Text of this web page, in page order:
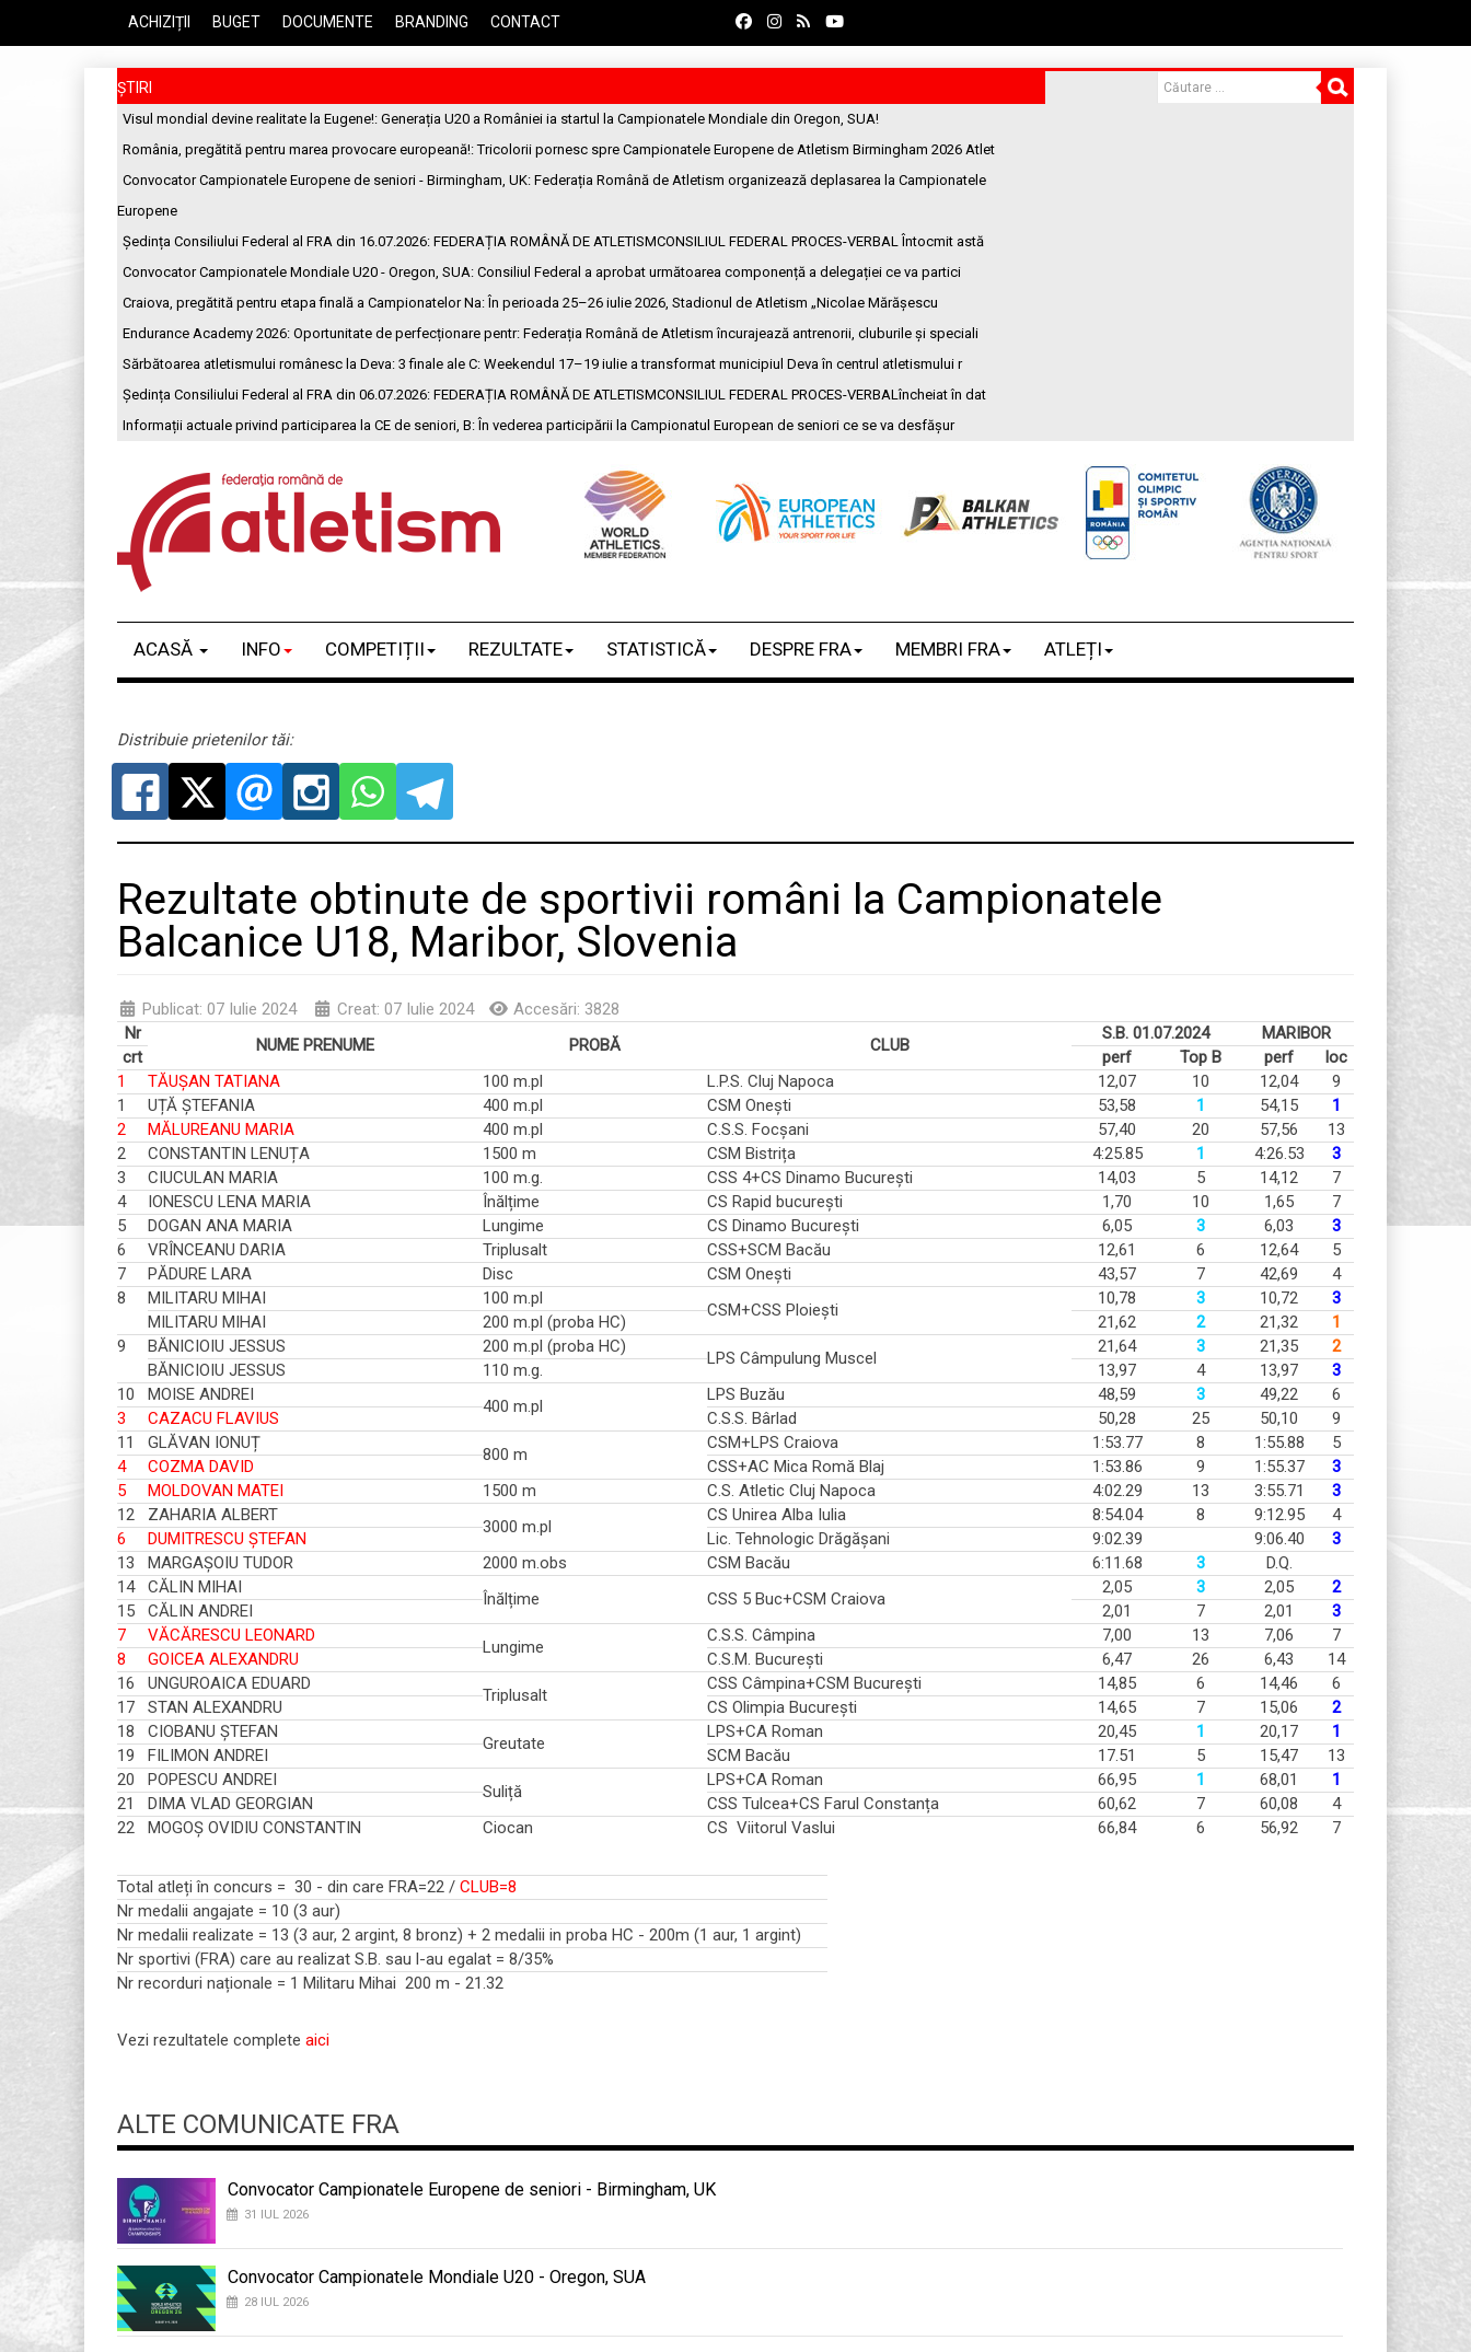
ACHIZIȚII BUGET DOCUMENTE BRANDING CONTACT
ȘTIRI
Visul mondial devine realitate la Eugene!: Generația U20 a României ia startul la Campionatele Mondiale din Oregon, SUA!
România, pregătită pentru marea provocare europeană!: Tricolorii pornesc spre Campionatele Europene de Atletism Birmingham 2026 Atlet
Convocator Campionatele Europene de seniori - Birmingham, UK: Federația Română de Atletism organizează deplasarea la Campionatele
Europene
Ședința Consiliului Federal al FRA din 16.07.2026: FEDERAȚIA ROMÂNĂ DE ATLETISMCONSILIUL FEDERAL PROCES-VERBAL Întocmit astă
Convocator Campionatele Mondiale U20 - Oregon, SUA: Consiliul Federal a aprobat următoarea componență a delegației ce va partici
Craiova, pregătită pentru etapa finală a Campionatelor Na: În perioada 25–26 iulie 2026, Stadionul de Atletism „Nicolae Mărășescu
Endurance Academy 2026: Oportunitate de perfecționare pentr: Federația Română de Atletism încurajează antrenorii, cluburile și speciali
Sărbătoarea atletismului românesc la Deva: 3 finale ale C: Weekendul 17–19 iulie a transformat municipiul Deva în centrul atletismului r
Ședința Consiliului Federal al FRA din 06.07.2026: FEDERAȚIA ROMÂNĂ DE ATLETISMCONSILIUL FEDERAL PROCES-VERBALîncheiat în dat
Informații actuale privind participarea la CE de seniori, B: În vederea participării la Campionatul European de seniori ce se va desfășur
ACASĂ INFO COMPETIȚII REZULTATE STATISTICĂ DESPRE FRA MEMBRI FRA ATLEȚI
Distribuie prietenilor tăi:
Rezultate obtinute de sportivii români la Campionatele
Balcanice U18, Maribor, Slovenia
Publicat: 07 Iulie 2024 Creat: 07 Iulie 2024
Accesări: 3828
Nr
NUME PRENUME PROBĂ CLUB
S.B. 01.07.2024
MARIBOR
crt
perf Top B perf
loc
1
TĂUȘAN TATIANA 100 m.pl L.P.S. Cluj Napoca 12,07 10 12,04
9
1
UȚĂ ȘTEFANIA 400 m.pl CSM Onești 53,58 1 54,15
1
2
MĂLUREANU MARIA 400 m.pl C.S.S. Focșani 57,40 20 57,56
13
2
CONSTANTIN LENUȚA 1500 m CSM Bistrița 4:25.85 1 4:26.53
3
3
CIUCULAN MARIA 100 m.g. CSS 4+CS Dinamo București 14,03 5 14,12
7
4
IONESCU LENA MARIA Înălțime CS Rapid bucurești 1,70 10 1,65
7
5
DOGAN ANA MARIA Lungime CS Dinamo București 6,05 3 6,03
3
6
VRÎNCEANU DARIA Triplusalt CSS+SCM Bacău 12,61 6 12,64
5
7
PĂDURE LARA Disc CSM Onești 43,57 7 42,69
4
8
MILITARU MIHAI 100 m.pl
CSM+CSS Ploiești
10,78 3 10,72
3
MILITARU MIHAI
200 m.pl (proba HC) 21,62 2 21,32
1
9
BĂNICIOIU JESSUS 200 m.pl (proba HC)
LPS Câmpulung Muscel
21,64 3 21,35
2
BĂNICIOIU JESSUS
110 m.g. 13,97 4 13,97
3
10
MOISE ANDREI
400 m.pl
LPS Buzău 48,59 3 49,22
6
3
CAZACU FLAVIUS C.S.S. Bârlad 50,28 25 50,10
9
11
GLĂVAN IONUȚ
800 m
CSM+LPS Craiova 1:53.77 8 1:55.88
5
4
COZMA DAVID CSS+AC Mica Romă Blaj 1:53.86 9 1:55.37
3
5
MOLDOVAN MATEI 1500 m C.S. Atletic Cluj Napoca 4:02.29 13 3:55.71
3
12
ZAHARIA ALBERT
3000 m.pl
CS Unirea Alba Iulia 8:54.04 8 9:12.95
4
6
DUMITRESCU ȘTEFAN Lic. Tehnologic Drăgășani 9:02.39 9:06.40
3
13
MARGAȘOIU TUDOR 2000 m.obs CSM Bacău 6:11.68 3
D.Q.
14
CĂLIN MIHAI
Înălțime CSS 5 Buc+CSM Craiova
2,05 3 2,05
2
15
CĂLIN ANDREI 2,01 7 2,01
3
7
VĂCĂRESCU LEONARD
Lungime
C.S.S. Câmpina 7,00 13 7,06
7
8
GOICEA ALEXANDRU C.S.M. București 6,47 26 6,43
14
16
UNGUROAICA EDUARD
Triplusalt
CSS Câmpina+CSM București 14,85 6 14,46
6
17
STAN ALEXANDRU CS Olimpia București 14,65 7 15,06
2
18
CIOBANU ȘTEFAN
Greutate
LPS+CA Roman 20,45 1 20,17
1
19
FILIMON ANDREI SCM Bacău 17.51 5 15,47
13
20
POPESCU ANDREI
Suliță
LPS+CA Roman 66,95 1 68,01
1
21
DIMA VLAD GEORGIAN CSS Tulcea+CS Farul Constanța 60,62 7 60,08
4
22
MOGOȘ OVIDIU CONSTANTIN Ciocan CS Viitorul Vaslui 66,84 6 56,92 7
Total atleți în concurs = 30 - din care FRA=22 / CLUB=8
Nr medalii angajate = 10 (3 aur)
Nr medalii realizate = 13 (3 aur, 2 argint, 8 bronz) + 2 medalii in proba HC - 200m (1 aur, 1 argint)
Nr sportivi (FRA) care au realizat S.B. sau l-au egalat = 8/35%
Nr recorduri naționale = 1 Militaru Mihai 200 m - 21.32
Vezi rezultatele complete aici
ALTE COMUNICATE FRA
Convocator Campionatele Europene de seniori - Birmingham, UK
31 IUL 2026
Convocator Campionatele Mondiale U20 - Oregon, SUA
28 IUL 2026